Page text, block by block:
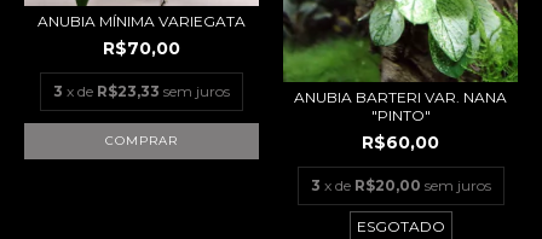
ANUBIA MÍNIMA VARIEGATA
R$70,00
3 x de R$23,33 sem juros
ANUBIA BARTERI VAR. NANA
"PINTO"
R$60,00
3 x de R$20,00 sem juros
ESGOTADO